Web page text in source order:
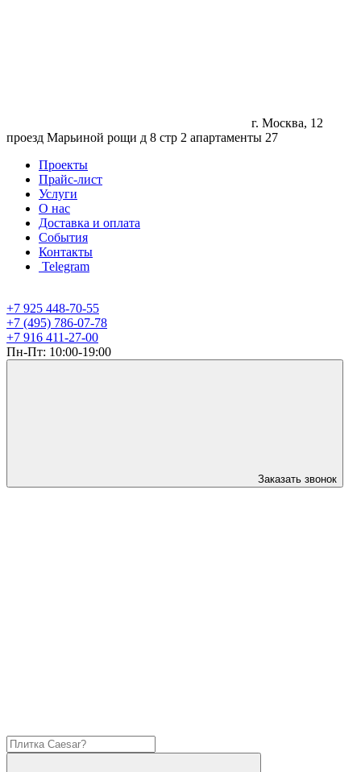
г. Москва, 12
проезд Марьиной рощи д 8 стр 2 апартаменты 27
Проекты
Прайс-лист
Услуги
О нас
Доставка и оплата
События
Контакты
Telegram
+7 925 448-70-55
+7 (495) 786-07-78
+7 916 411-27-00
Пн-Пт: 10:00-19:00
Заказать звонок